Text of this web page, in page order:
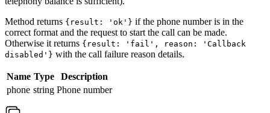
Method returns {result: 'ok'} if the phone number is in the
correct format and the request to start the call can be made.
Otherwise it returns {result: 'fail', reason: 'Callback
disabled'} with the call failure reason details.
Name Type
Description
phone string Phone number